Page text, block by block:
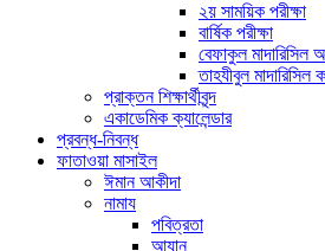
২য় সাময়িক পরীক্ষা
বার্ষিক পরীক্ষা
বেফাকুল মাদারিসিল
তাহযীবুল মাদারিসিল
প্রাক্তন শিক্ষার্থীবৃন্দ
একাডেমিক ক্যালেন্ডার
প্রবন্ধ-নিবন্ধ
ফাতাওয়া মাসাইল
ঈমান আকীদা
নামায
পবিত্রতা
আযান